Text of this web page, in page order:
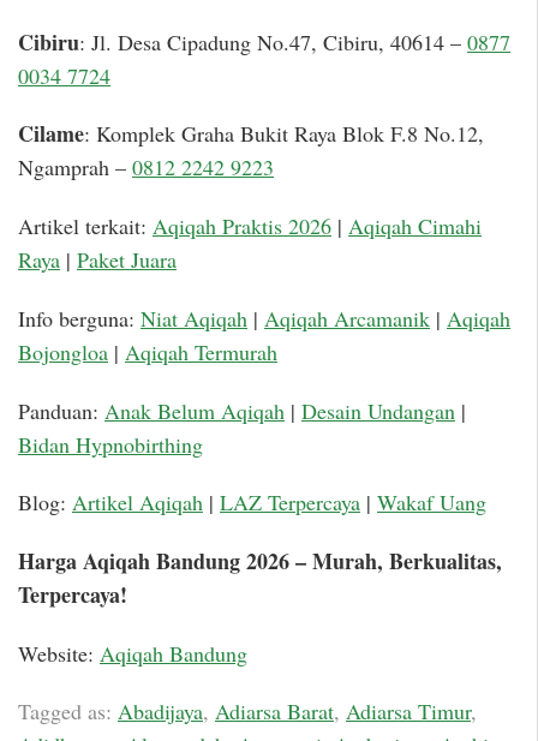
Cibiru: Jl. Desa Cipadung No.47, Cibiru, 40614 – 0877
0034 7724
Cilame: Komplek Graha Bukit Raya Blok F.8 No.12,
Ngamprah – 0812 2242 9223
Artikel terkait: Aqiqah Praktis 2026 | Aqiqah Cimahi
Raya | Paket Juara
Info berguna: Niat Aqiqah | Aqiqah Arcamanik | Aqiqah
Bojongloa | Aqiqah Termurah
Panduan: Anak Belum Aqiqah | Desain Undangan |
Bidan Hypnobirthing
Blog: Artikel Aqiqah | LAZ Terpercaya | Wakaf Uang
Harga Aqiqah Bandung 2026 – Murah, Berkualitas,
Terpercaya!
Website: Aqiqah Bandung
Tagged as: Abadijaya, Adiarsa Barat, Adiarsa Timur,